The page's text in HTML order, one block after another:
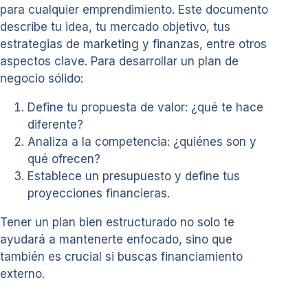
para cualquier emprendimiento. Este documento
describe tu idea, tu mercado objetivo, tus
estrategias de marketing y finanzas, entre otros
aspectos clave. Para desarrollar un plan de
negocio sólido:
Define tu propuesta de valor: ¿qué te hace
diferente?
Analiza a la competencia: ¿quiénes son y
qué ofrecen?
Establece un presupuesto y define tus
proyecciones financieras.
Tener un plan bien estructurado no solo te
ayudará a mantenerte enfocado, sino que
también es crucial si buscas financiamiento
externo.